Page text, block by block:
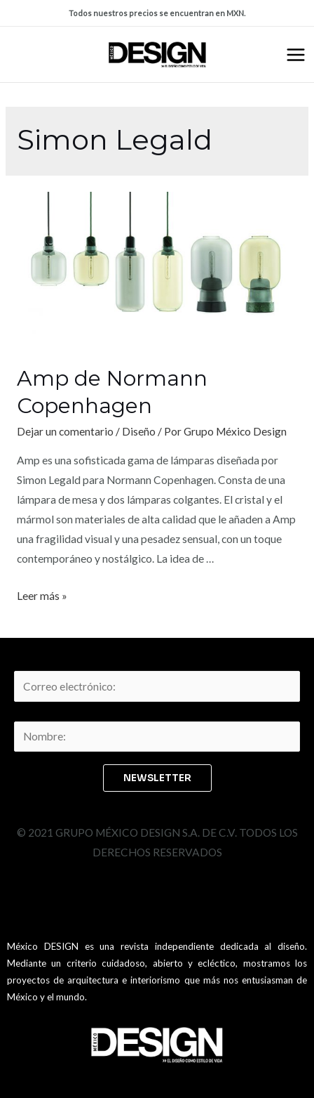
Todos nuestros precios se encuentran en MXN.
Simon Legald
Amp de Normann
Copenhagen
Dejar un comentario / Diseño / PorGrupo México Design
Amp es una sofisticada gama de lámparas diseñada por
Simon Legald para Normann Copenhagen. Consta de una
lámpara de mesa y dos lámparas colgantes. El cristal y el
mármol son materiales de alta calidad que le añaden a Amp
una fragilidad visual y una pesadez sensual, con un toque
contemporáneo y nostálgico. La idea de …
Leer más »
© 2021 GRUPO MÉXICO DESIGN S.A. DE C.V. TODOS LOS
DERECHOS RESERVADOS
México DESIGN es una revista independiente dedicada al diseño.
Mediante un criterio cuidadoso, abierto y ecléctico, mostramos los
proyectos de arquitectura e interiorismo que más nos entusiasman de
México y el mundo.